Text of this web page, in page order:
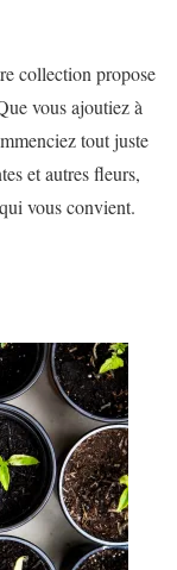
collection propose
vous ajoutiez à
tout juste
et autres fleurs,
vous convient.